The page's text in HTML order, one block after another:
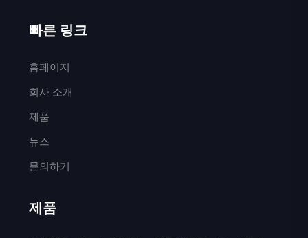
빠른 링크
홈페이지
회사 소개
제품
뉴스
문의하기
제품